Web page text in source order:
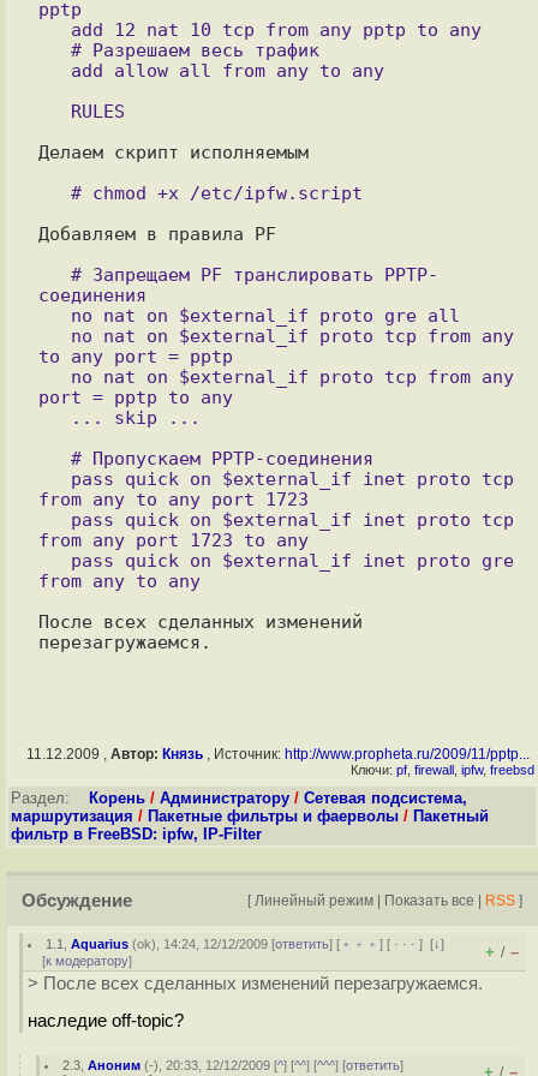
pptp
Делаем скрипт исполняемым
Добавляем в правила PF
соединения
to any port = pptp
port = pptp to any
from any to any port 1723
from any port 1723 to any
from any to any
После всех сделанных изменений
11.12.2009 , Автор: Князь, Источник: http://www.propheta.ru/2009/11/pptp...
Ключи: pf firewall ipfw, freebsd
Раздел: Корень / Администратору / Сетевая подсистема,
маршрутизация / Пакетные фильтры и фаерволы / Пакетный
фильтр в FreeBSD: ipfw, IP-Filter
Обсуждение [ Линейный режим | Показать все | RSS ]
1.1 ,Aquarius (ok), 14:24, 12/12/2009 [ответить] [ ﹢﹢﹢] [ · · ·][↓]
[к модератору] + / –
> После всех сделанных изменений перезагружаемся.
наследие off-topic?
2.3 ,Аноним (-), 20:33, 12/12/2009 [^] [^^] [^^^] [ответить]
+ / –